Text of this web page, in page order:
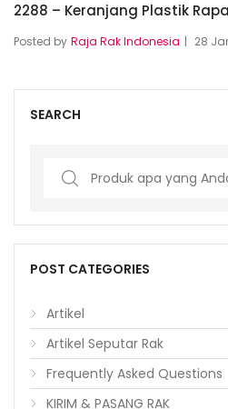
2288 – Keranjang Plastik
Posted by Raja Rak Indonesia 28
SEARCH
Search
POST CATEGORIES
Artikel
Artikel Seputar Rak
Frequently Asked Questions
KIRIM & PASANG RAK